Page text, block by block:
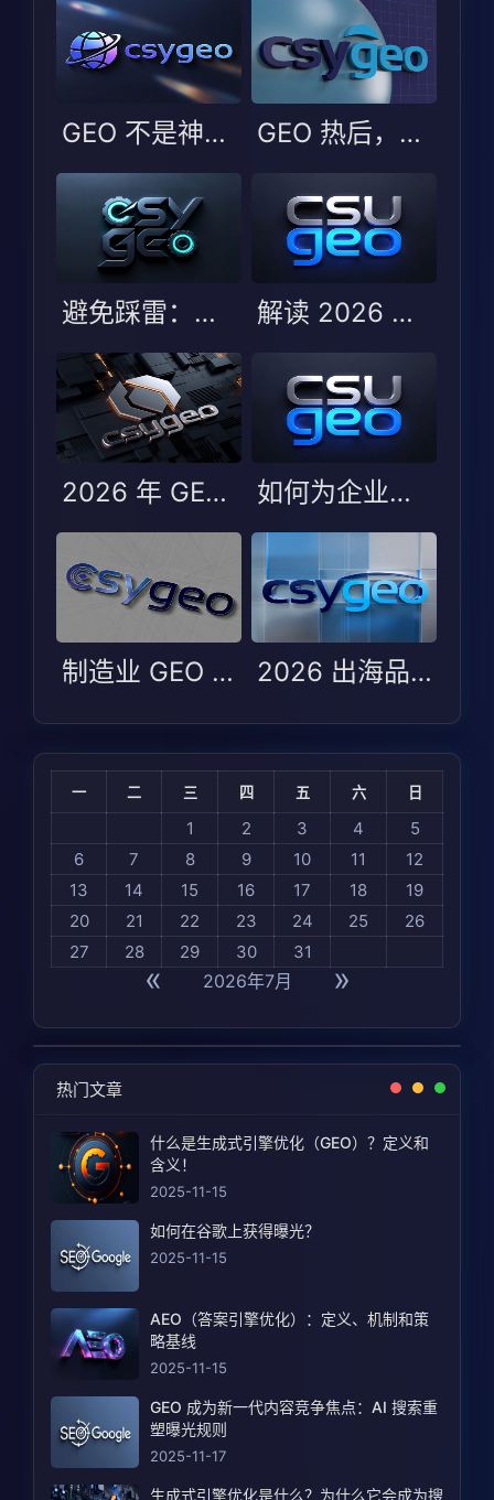
GEO 不是神话也非噱头：更该看选型边界 GEO 热后，企业更易踩的不是技术坑而是选型判断坑
避免踩雷：选择 GEO 服务商时的五大误区与避坑指南 解读 2026 年 GEO 优化服务商测评：哪些服务商能脱颖而出？
2026 年 GEO 优化服务商 TOP5：行业变化与服务商选型指南 如何为企业选择最合适的 GEO 服务商？2026 年 TOP5 评测解析
制造业 GEO 选型避坑指南：Arena AI 2026 测评下的场景适配逻辑 2026 出海品牌 GEO 适配指南：制造业与 B2B 如何在全球 AI 可见度中选对服务商
« 2026年7月 »
一 二 三 四 五 六 日
1 2 3 4
5
6
7 8 9 10 11
12
13
14 15 16 17 18
19
20
21 22 23 24 25
26
27
28 29 30 31
热门文章
什么是生成式引擎优化（GEO）？定义和
含义！
2025-11-15
如何在谷歌上获得曝光？
2025-11-15
AEO（答案引擎优化）：定义、机制和策
略基线
2025-11-15
GEO 成为新一代内容竞争焦点：AI 搜索重
塑曝光规则
2025-11-17
生成式引擎优化是什么？为什么它会成为搜